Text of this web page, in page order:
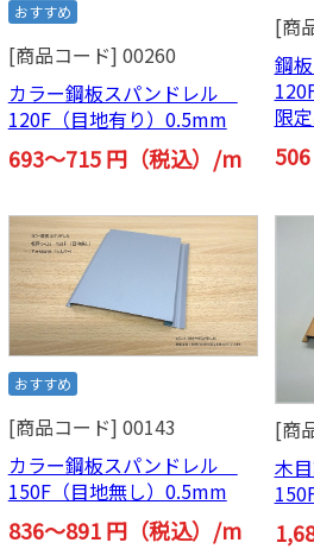
おすすめ
[商品コード] 00260
カラー鋼板スパンドレル
120F（目地有り）0.5mm
693～715 円（税込）/m
[商
鋼
限
おすすめ
[商品コード] 00143
カラー鋼板スパンドレル
150F（目地無し）0.5mm
836～891 円（税込）/m
[商
木